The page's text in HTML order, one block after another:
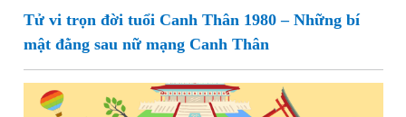
Tử vi trọn đời tuổi Canh Thân 1980 – Những bí
mật đằng sau nữ mạng Canh Thân